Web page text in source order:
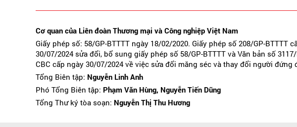
Cơ quan của Liên đoàn Thương mại và Công nghiệp Việt Nam
Giấy phép số: 58/GP-BTTTT ngày 18/02/2020. Giấy phép số 208/GP-BTTTT
30/07/2024 sửa đổi, bổ sung giấy phép số 58/GP-BTTTT và Văn bản số 3117/
CBC cấp ngày 30/07/2024 về việc sửa đổi măng séc và thay đổi người đứng
Tổng Biên tập: Nguyễn Linh Anh
Phó Tổng Biên tập: Phạm Văn Hùng, Nguyễn Tiến Dũng
Tổng Thư ký tòa soạn: Nguyễn Thị Thu Hương